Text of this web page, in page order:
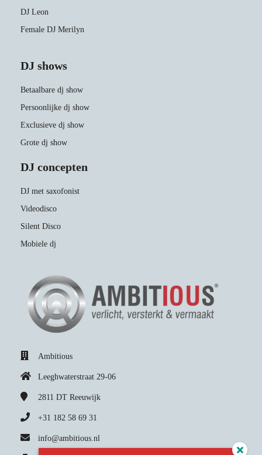
DJ Leon
Female DJ Merilyn
DJ shows
Betaalbare dj show
Persoonlijke dj show
Exclusieve dj show
Grote dj show
DJ concepten
DJ met saxofonist
Videodisco
Silent Disco
Mobiele dj
Ambitious
Leeghwaterstraat 29-06
2811 DT Reeuwijk
+31 182 58 69 31
info@ambitious.nl